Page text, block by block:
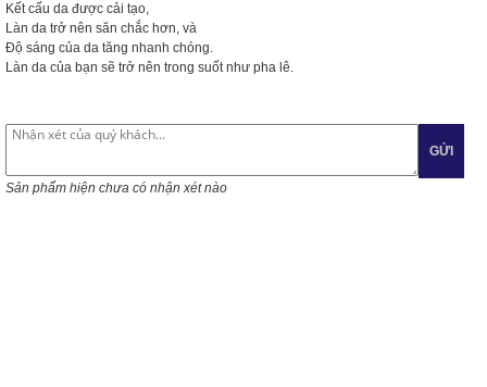
Kết cấu da được cải tạo,
Làn da trở nên săn chắc hơn, và
Độ sáng của da tăng nhanh chóng.
Làn da của bạn sẽ trở nên trong suốt như pha lê.
GỬI
Sản phẩm hiện chưa có nhận xét nào